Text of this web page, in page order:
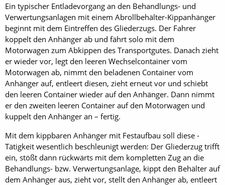
Ein typischer Entladevorgang an den Behandlungs- und
Verwertungsanlagen mit einem Abrollbehälter-Kippanhänger
beginnt mit dem Eintreffen des Gliederzugs. Der Fahrer
koppelt den Anhänger ab und fährt solo mit dem
Motorwagen zum Abkippen des Transportgutes. Danach zieht
er wieder vor, legt den leeren Wechselcontainer vom
Motorwagen ab, nimmt den beladenen Container vom
Anhänger auf, entleert diesen, zieht erneut vor und schiebt
den leeren Container wieder auf den Anhänger. Dann nimmt
er den zweiten leeren Container auf den Motorwagen und
kuppelt den Anhänger an – fertig.
Mit dem kippbaren Anhänger mit Festaufbau soll diese ­
Tätigkeit wesentlich beschleunigt werden: Der Gliederzug trifft
ein, stößt dann rückwärts mit dem kompletten Zug an die
Behandlungs- bzw. Ver­wert­ungs­an­la­ge, kippt den Behälter auf
dem Anhänger aus, zieht vor, stellt den Anhänger ab, entleert